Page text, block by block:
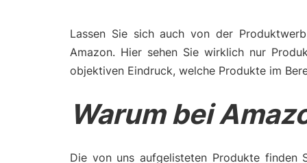
Lassen Sie sich auch von der
Amazon. Hier sehen Sie wirklich nur
objektiven Eindruck, welche Produkte im
Warum bei
Die von uns aufgelisteten Produkte finden